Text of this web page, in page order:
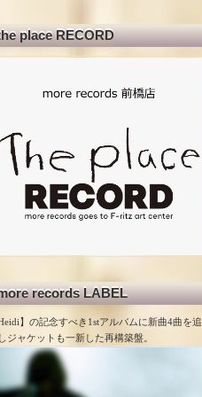
place RECORD
records LABEL
】の記念すべき1stアルバムに新曲4曲を追
ジャケットも一新した再構築盤。